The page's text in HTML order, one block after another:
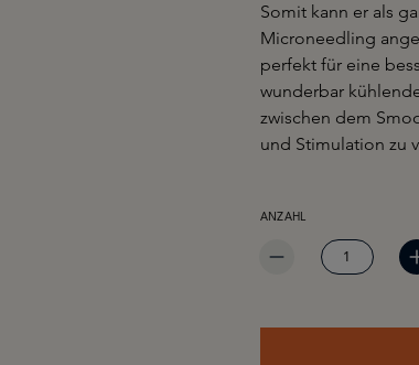
Somit kann er als
Microneedling
perfekt für eine
wunderbar
zwischen dem
und Stimulation zu
PRODUKT ANZAHL: GIB
ANZAHL